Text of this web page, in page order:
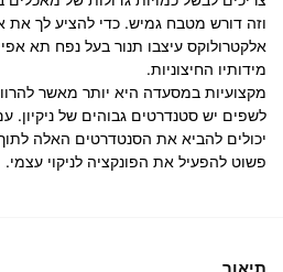
וזה דורש מטבח גמיש. כדי להציע לך את
אלקטרולוקס עיצבו תנור בעל נפח תא
מידותיו החיצוניות.
מקצועיות במסעדה היא יותר מאשר
יכולים להביא את הסנטדרטים האלה
פשוט להפעיל את הפונקציה לניקוי עצמי.